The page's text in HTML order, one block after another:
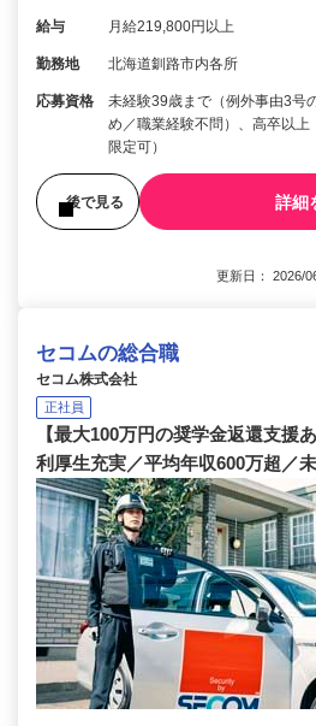
給与 月給219,800円以上
勤務地 北海道釧路市内各所
応募資格
未経験39歳まで（例外事由3号
め／職業経験不問）、高卒以
限定可）
後で見る 詳細
更新日： 2026/
セコムの総合職
セコム株式会社
正社員
【最大100万円の奨学金返還支援
利厚生充実／平均年収600万超／